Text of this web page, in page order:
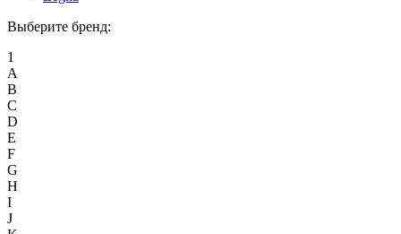
Выберите бренд:
1
A
B
C
D
E
F
G
H
I
J